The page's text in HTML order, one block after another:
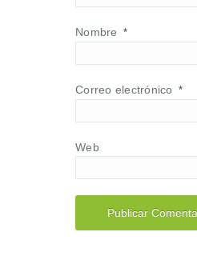
Nombre *
Correo electrónico *
Web